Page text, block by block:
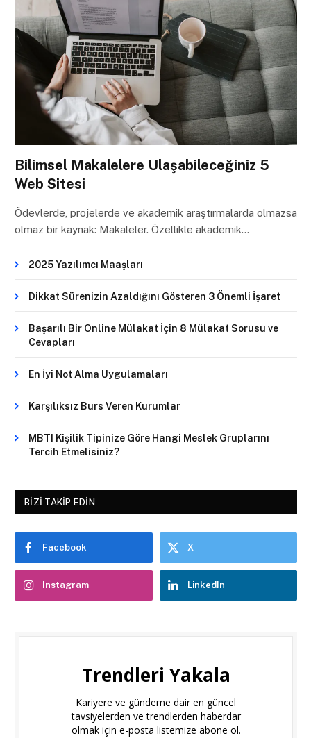
Bilimsel Makalelere Ulaşabileceğiniz 5
Web Sitesi
Ödevlerde, projelerde ve akademik araştırmalarda olmazsa
olmaz bir kaynak: Makaleler. Özellikle akademik…
2025 Yazılımcı Maaşları
Dikkat Sürenizin Azaldığını Gösteren 3 Önemli İşaret
Başarılı Bir Online Mülakat İçin 8 Mülakat Sorusu ve
Cevapları
En İyi Not Alma Uygulamaları
Karşılıksız Burs Veren Kurumlar
MBTI Kişilik Tipinize Göre Hangi Meslek Gruplarını
Tercih Etmelisiniz?
BIZI TAKIP EDIN
Facebook X
Instagram LinkedIn
Trendleri Yakala
Kariyere ve gündeme dair en güncel
tavsiyelerden ve trendlerden haberdar
olmak için e-posta listemize abone ol.